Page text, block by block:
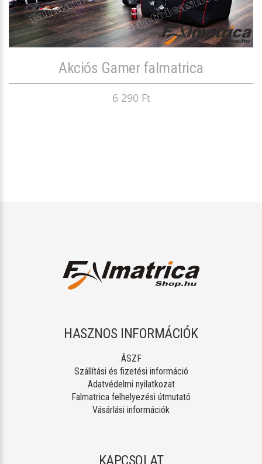
Akciós Gamer falmatrica
6 290 Ft
HASZNOS INFORMÁCIÓK
ÁSZF
Szállítási és fizetési információ
Adatvédelmi nyilatkozat
Falmatrica felhelyezési útmutató
Vásárlási információk
KAPCSOLAT